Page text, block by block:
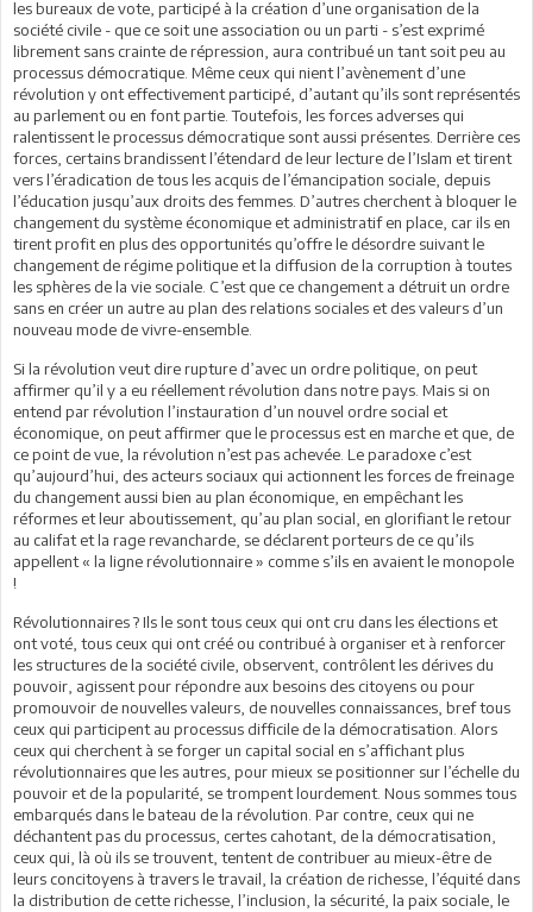
les bureaux de vote, participé à la création d’une organisation de la
société civile - que ce soit une association ou un parti - s’est exprimé
librement sans crainte de répression, aura contribué un tant soit peu au
processus démocratique. Même ceux qui nient l’avènement d’une
révolution y ont effectivement participé, d’autant qu’ils sont représentés
au parlement ou en font partie. Toutefois, les forces adverses qui
ralentissent le processus démocratique sont aussi présentes. Derrière ces
forces, certains brandissent l’étendard de leur lecture de l’Islam et tirent
vers l’éradication de tous les acquis de l’émancipation sociale, depuis
l’éducation jusqu’aux droits des femmes. D’autres cherchent à bloquer le
changement du système économique et administratif en place, car ils en
tirent profit en plus des opportunités qu’offre le désordre suivant le
changement de régime politique et la diffusion de la corruption à toutes
les sphères de la vie sociale. C’est que ce changement a détruit un ordre
sans en créer un autre au plan des relations sociales et des valeurs d’un
nouveau mode de vivre-ensemble.
Si la révolution veut dire rupture d’avec un ordre politique, on peut
affirmer qu’il y a eu réellement révolution dans notre pays. Mais si on
entend par révolution l’instauration d’un nouvel ordre social et
économique, on peut affirmer que le processus est en marche et que, de
ce point de vue, la révolution n’est pas achevée. Le paradoxe c’est
qu’aujourd’hui, des acteurs sociaux qui actionnent les forces de freinage
du changement aussi bien au plan économique, en empêchant les
réformes et leur aboutissement, qu’au plan social, en glorifiant le retour
au califat et la rage revancharde, se déclarent porteurs de ce qu’ils
appellent « la ligne révolutionnaire » comme s’ils en avaient le monopole
!
Révolutionnaires ? Ils le sont tous ceux qui ont cru dans les élections et
ont voté, tous ceux qui ont créé ou contribué à organiser et à renforcer
les structures de la société civile, observent, contrôlent les dérives du
pouvoir, agissent pour répondre aux besoins des citoyens ou pour
promouvoir de nouvelles valeurs, de nouvelles connaissances, bref tous
ceux qui participent au processus difficile de la démocratisation. Alors
ceux qui cherchent à se forger un capital social en s’affichant plus
révolutionnaires que les autres, pour mieux se positionner sur l’échelle du
pouvoir et de la popularité, se trompent lourdement. Nous sommes tous
embarqués dans le bateau de la révolution. Par contre, ceux qui ne
déchantent pas du processus, certes cahotant, de la démocratisation,
ceux qui, là où ils se trouvent, tentent de contribuer au mieux-être de
leurs concitoyens à travers le travail, la création de richesse, l’équité dans
la distribution de cette richesse, l’inclusion, la sécurité, la paix sociale, le